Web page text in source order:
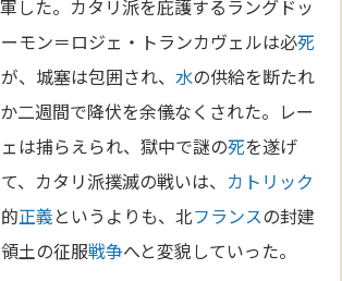
した。カタリ派を庇護するラングドッ
モン＝ロジェ・トランカヴェルは必死
、城塞は包囲され、水の供給を断たれ
二週間で降伏を余儀なくされた。レー
は捕らえられ、獄中で謎の死を遂げ
、カタリ派撲滅の戦いは、 カトリック
的正義というよりも、北フランスの封建
土の征服戦争へと変貌していった。